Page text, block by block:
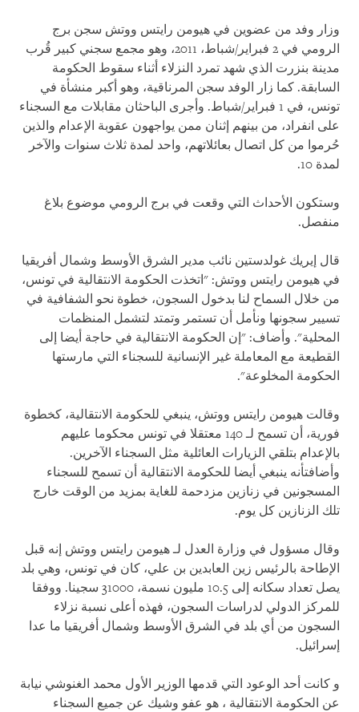
وزار وفد من عضوين في هيومن رايتس ووتش سجن برج
الرومي في 2 فبراير/شباط، 2011، وهو مجمع سجني كبير قُرب
مدينة بنزرت الذي شهد تمرد النزلاء أثناء سقوط الحكومة
السابقة. كما زار الوفد سجن المرناقية، وهو أكبر منشأة في
تونس، في 1 فبراير/شباط. وأجرى الباحثان مقابلات مع السجناء
على انفراد، من بينهم إثنان ممن يواجهون عقوبة الإعدام والذين
حُرموا من كل اتصال بعائلاتهم، واحد لمدة ثلاث سنوات والآخر
لمدة 10.
وستكون الأحداث التي وقعت في برج الرومي موضوع بلاغ
منفصل.
قال إيريك غولدستين نائب مدير الشرق الأوسط وشمال أفريقيا
في هيومن رايتس ووتش: "اتخذت الحكومة الانتقالية في تونس،
من خلال السماح لنا بدخول السجون، خطوة نحو الشفافية في
تسيير سجونها ونأمل أن تستمر وتمتد لتشمل المنظمات
المحلية". وأضاف: "إن الحكومة الانتقالية في حاجة أيضا إلى
القطيعة مع المعاملة غير الإنسانية للسجناء التي مارستها
الحكومة المخلوعة".
وقالت هيومن رايتس ووتش، ينبغي للحكومة الانتقالية، كخطوة
فورية، أن تسمح لـ 140 معتقلا في تونس محكوما عليهم
بالإعدام بتلقي الزيارات العائلية مثل السجناء الآخرين.
وأضافتأنه ينبغي أيضا للحكومة الانتقالية أن تسمح للسجناء
المسجونين في زنازين مزدحمة للغاية بمزيد من الوقت خارج
تلك الزنازين كل يوم.
وقال مسؤول في وزارة العدل لـ هيومن رايتس ووتش إنه قبل
الإطاحة بالرئيس زين العابدين بن علي، كان في تونس، وهي بلد
يصل تعداد سكانه إلى 10.5 مليون نسمة، 31000 سجينا. ووفقا
للمركز الدولي لدراسات السجون، فهذه أعلى نسبة نزلاء
السجون من أي بلد في الشرق الأوسط وشمال أفريقيا ما عدا
إسرائيل.
و كانت أحد الوعود التي قدمها الوزير الأول محمد الغنوشي نيابة
عن الحكومة الانتقالية ، هو عفو وشيك عن جميع السجناء